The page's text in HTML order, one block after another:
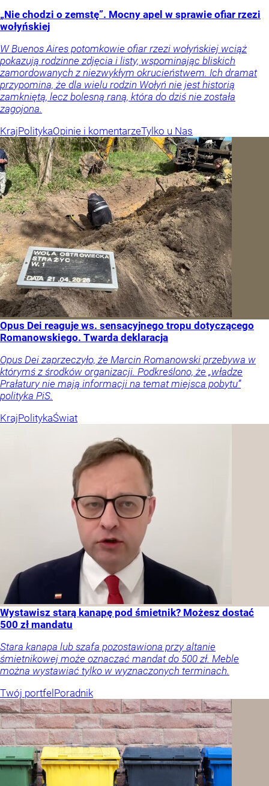
„Nie chodzi o zemstę”. Mocny apel w sprawie ofiar rzezi
wołyńskiej
W Buenos Aires potomkowie ofiar rzezi wołyńskiej wciąż
pokazują rodzinne zdjęcia i listy, wspominając bliskich
zamordowanych z niezwykłym okrucieństwem. Ich dramat
przypomina, że dla wielu rodzin Wołyń nie jest historią
zamkniętą, lecz bolesną raną, która do dziś nie została
zagojona.
KrajPolitykaOpinie i komentarzeTylko u Nas
Opus Dei reaguje ws. sensacyjnego tropu dotyczącego
Romanowskiego. Twarda deklaracja
Opus Dei zaprzeczyło, że Marcin Romanowski przebywa w
którymś z środków organizacji. Podkreślono, że „władze
Prałatury nie mają informacji na temat miejsca pobytu”
polityka PiS.
KrajPolitykaŚwiat
Wystawisz starą kanapę pod śmietnik? Możesz dostać
500 zł mandatu
Stara kanapa lub szafa pozostawiona przy altanie
śmietnikowej może oznaczać mandat do 500 zł. Meble
można wystawiać tylko w wyznaczonych terminach.
Twój portfel Poradnik